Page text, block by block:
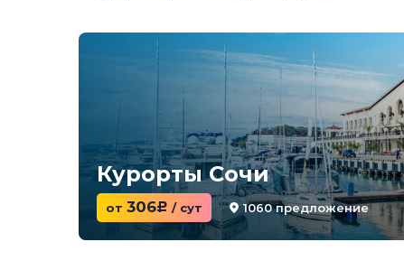
Курорты Сочи
от 306c / сут 1060 предложение